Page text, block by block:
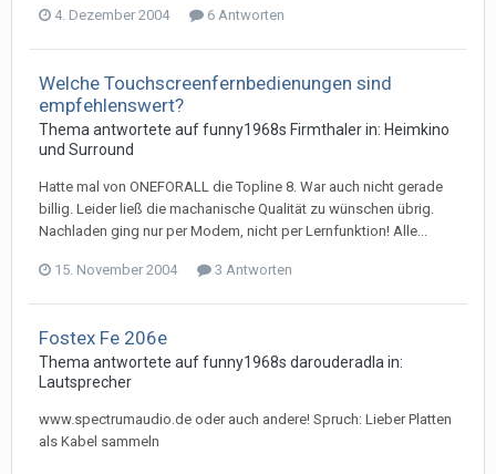
4. Dezember 2004 6 Antworten
Welche Touchscreenfernbedienungen sind
empfehlenswert?
Thema antwortete auffunny1968s Firmthalerin: Heimkino
und Surround
Hatte mal von ONEFORALL die Topline 8. War auch nicht gerade
billig. Leider ließ die machanische Qualität zu wünschen übrig.
Nachladen ging nur per Modem, nicht per Lernfunktion! Alle...
15. November 2004 3 Antworten
Fostex Fe 206e
Thema antwortete auffunny1968s darouderadla in:
Lautsprecher
www.spectrumaudio.de oder auch andere! Spruch: Lieber Platten
als Kabel sammeln